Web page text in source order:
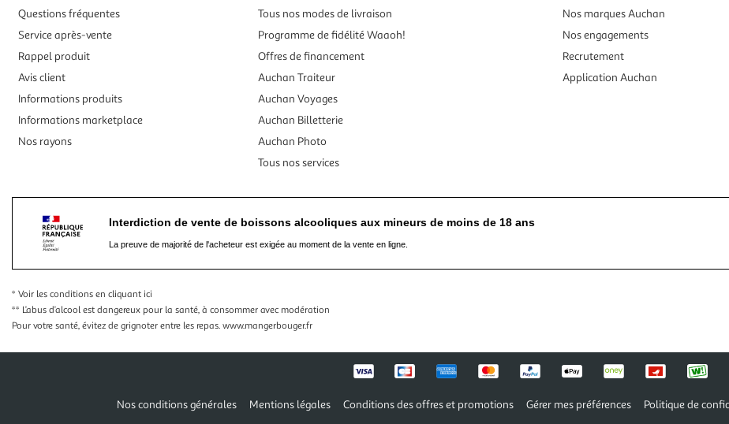
Questions fréquentes
Service après-vente
Rappel produit
Avis client
Informations produits
Informations marketplace
Nos rayons
Tous nos modes de livraison
Programme de fidélité Waaoh!
Offres de financement
Auchan Traiteur
Auchan Voyages
Auchan Billetterie
Auchan Photo
Tous nos services
Nos marques Auchan
Nos engagements
Recrutement
Application Auchan
Interdiction de vente de boissons alcooliques aux mineurs de moins de 18 ans
La preuve de majorité de l'acheteur est exigée au moment de la vente en ligne.
* Voir les conditions en cliquant ici
** L’abus d’alcool est dangereux pour la santé, à consommer avec modération
Pour votre santé, évitez de grignoter entre les repas. www.mangerbouger.fr
Nos conditions générales Mentions légales Conditions des offres et promotions Gérer mes préférences Politique de